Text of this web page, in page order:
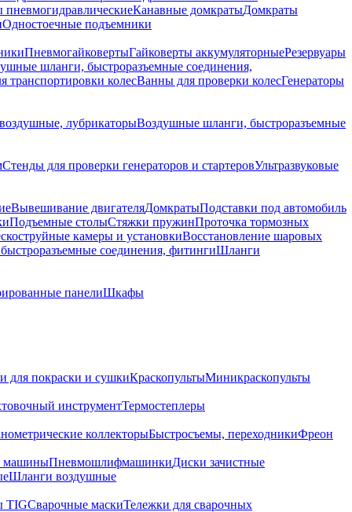
пневмогидравлическиеКанавные домкратыДомкраты
Одностоечные подъемники
ПневмогайковертыГайковерты аккумуляторныеРезервуары
шланги, быстроразъемные соединения,
транспортировки колесВанны для проверки колесГенераторы
лубрикаторыВоздушные шланги, быстроразъемные
Стенды для проверки генераторов и стартеровУльтразвуковые
Вывешивание двигателяДомкратыПодставки под автомобиль
Подъемные столыСтяжки пружинПроточка тормозных
камеры и установкиВосстановление шаровых
соединения, фитингиШланги
панелиШкафы
для покраски и сушкиКраскопультыМиникраскопульты
инструментТермостеплеры
коллекторыБыстросъемы, переходникиФреон
машиныПневмошлифмашинкиДиски зачистные
Шланги воздушные
TIGСварочные маскиТележки для сварочных